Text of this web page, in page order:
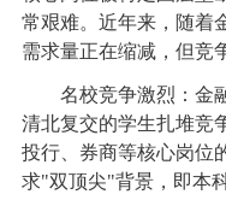
常艰难。近年来，随着
需求量正在缩减，但竞
名校竞争激烈：金融
清北复交的学生扎堆竞
投行、券商等核心岗位
求"双顶尖"背景，即本